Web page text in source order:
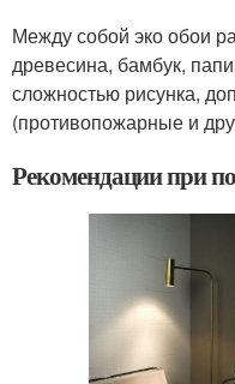
Между собой эко обои
древесина, бамбук,
сложностью рисунка,
(противопожарные и
Рекомендации при